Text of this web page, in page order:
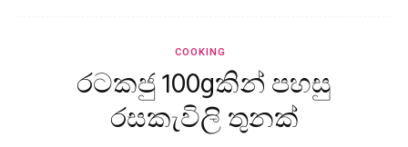
COOKING
රටකජු 100gකින් පහසු
රසකැවිලි තුනක්